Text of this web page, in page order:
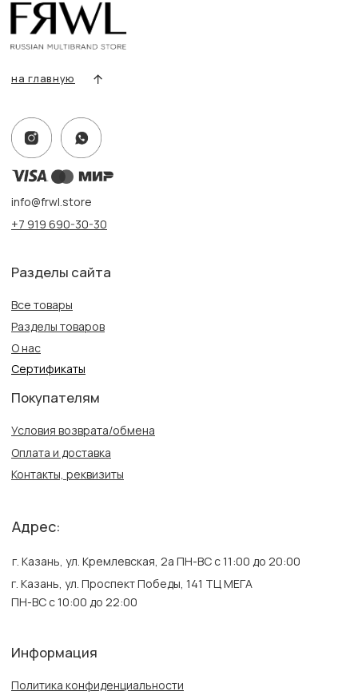
Оплата и доставка
Контакты, реквизиты
Информация
Политика конфиденциальности
Создание сайта
г. Казань, ул. Кремлевская, 2а ПН-ВС с 11:00 до 20:00
ПН-ВС с 10:00 до 22:00